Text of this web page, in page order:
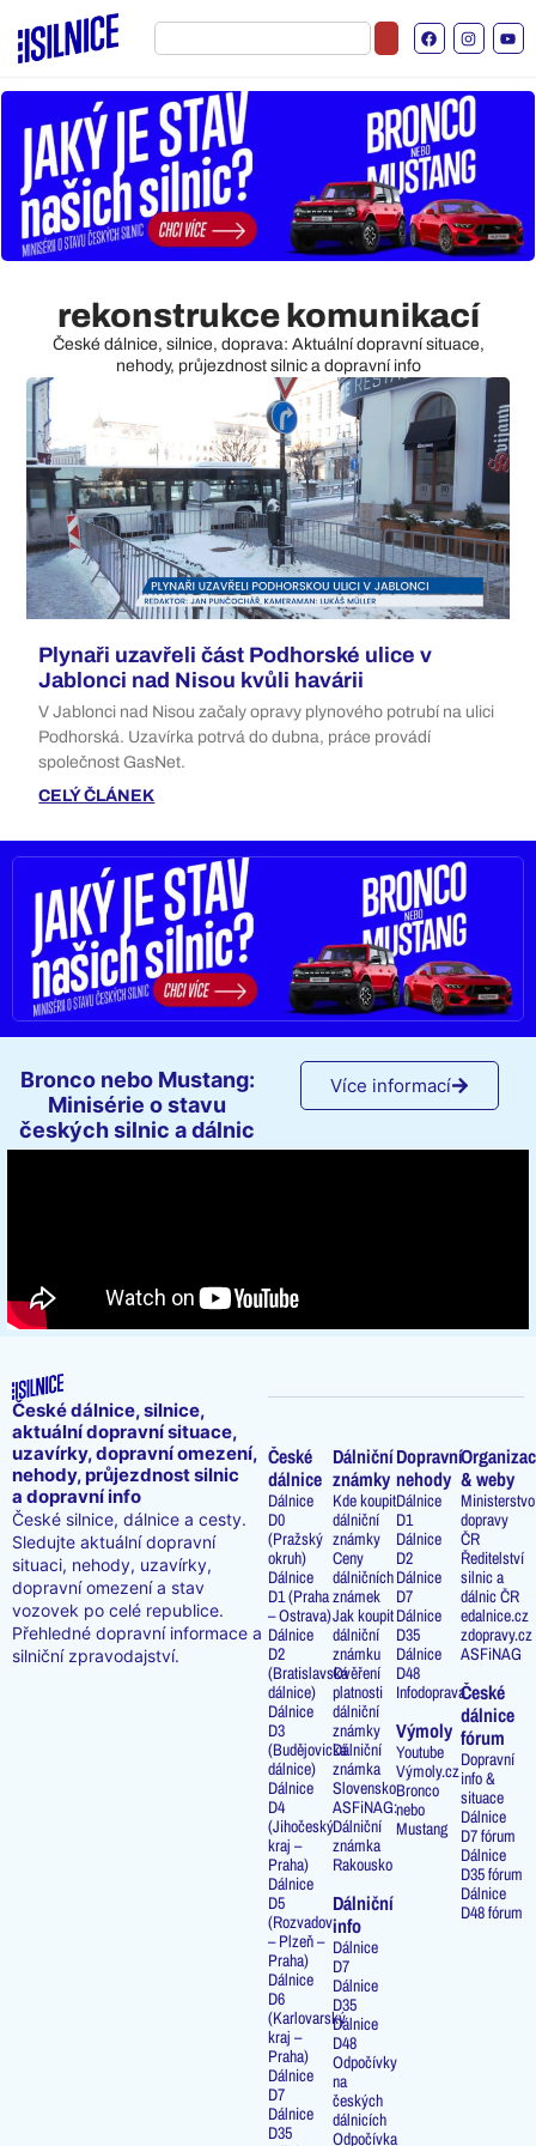
rekonstrukce komunikací
České dálnice, silnice, doprava: Aktuální dopravní situace,
nehody, průjezdnost silnic a dopravní info
Plynaři uzavřeli část Podhorské ulice v
Jablonci nad Nisou kvůli havárii
V Jablonci nad Nisou začaly opravy plynového potrubí na ulici
Podhorská. Uzavírka potrvá do dubna, práce provádí
společnost GasNet.
CELÝ ČLÁNEK
Bronco nebo Mustang:
Minisérie o stavu
českých silnic a dálnic
Více informací
České dálnice, silnice,
aktuální dopravní situace,
uzavírky, dopravní omezení,
nehody, průjezdnost silnic
a dopravní info
České silnice, dálnice a cesty.
Sledujte aktuální dopravní
situaci, nehody, uzavírky,
dopravní omezení a stav
vozovek po celé republice.
Přehledné dopravní informace a
silniční zpravodajství.
České
dálnice
Dálnice
D0
(Pražský
okruh)
Dálnice
D1 (Praha
– Ostrava)
Dálnice
D2
(Bratislavská
dálnice)
Dálnice
D3
(Budějovická
dálnice)
Dálnice
D4
(Jihočeský
kraj –
Praha)
Dálnice
D5
(Rozvadov
– Plzeň –
Praha)
Dálnice
D6
(Karlovarský
kraj –
Praha)
Dálnice
D7
Dálnice
D35
Dálniční
známky
Kde koupit
dálniční
známky
Ceny
dálničních
známek
Jak koupit
dálniční
známku
Ověření
platnosti
dálniční
známky
Dálniční
známka
Slovensko
ASFiNAG:
Dálniční
známka
Rakousko
Dálniční
info
Dálnice
D7
Dálnice
D35
Dálnice
D48
Odpočívky
na
českých
dálnicích
Odpočívka
Dopravní
nehody
Dálnice
D1
Dálnice
D2
Dálnice
D7
Dálnice
D35
Dálnice
D48
Infodoprava
Výmoly
Youtube
Výmoly.cz
Bronco
nebo
Mustang
& weby
Ministerstvo
dopravy
ČR
Ředitelství
silnic a
dálnic ČR
edalnice.cz
zdopravy.cz
ASFiNAG
České
dálnice
fórum
Dopravní
info &
situace
Dálnice
D7 fórum
Dálnice
D35 fórum
Dálnice
D48 fórum